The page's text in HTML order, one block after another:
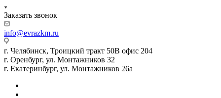
Заказать звонок
info@evrazkm.ru
г. Челябинск, Троицкий тракт 50В офис 204
г. Оренбург, ул. Монтажников 32
г. Екатеринбург, ул. Монтажников 26а